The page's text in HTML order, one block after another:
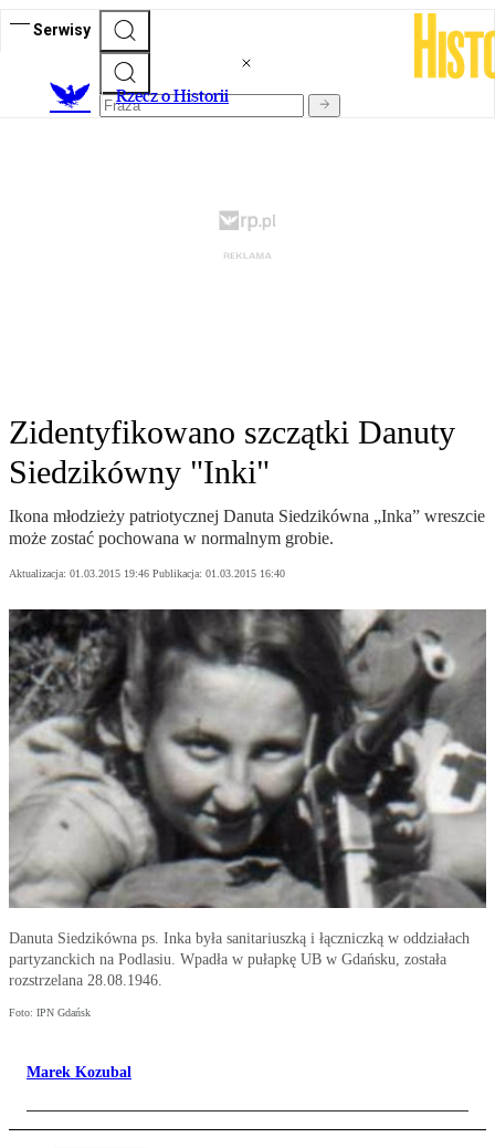
Serwisy
Rzecz o Historii
Zidentyfikowano szczątki Danuty
Siedzikówny "Inki"
Ikona młodzieży patriotycznej Danuta Siedzikówna „Inka” wreszcie
może zostać pochowana w normalnym grobie.
Aktualizacja: 01.03.2015 19:46 Publikacja: 01.03.2015 16:40
Danuta Siedzikówna ps. Inka była sanitariuszką i łączniczką w oddziałach
partyzanckich na Podlasiu. Wpadła w pułapkę UB w Gdańsku, została
rozstrzelana 28.08.1946.
Foto: IPN Gdańsk
Marek Kozubal